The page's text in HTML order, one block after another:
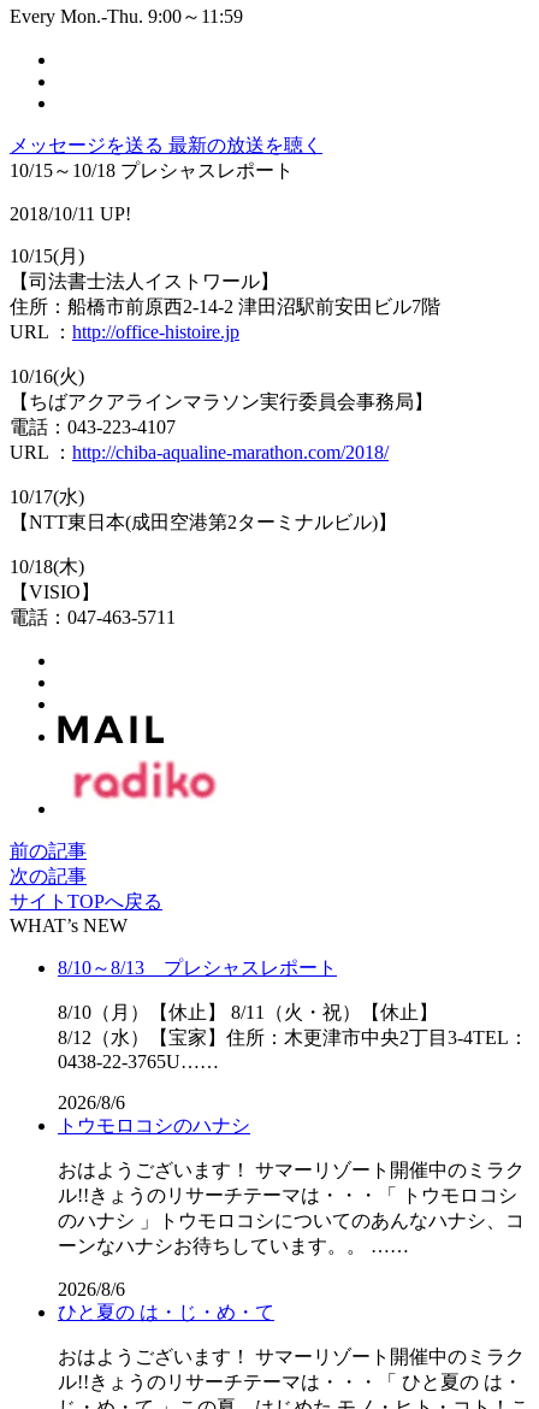
Every Mon.-Thu. 9:00～11:59
メッセージを送る 最新の放送を聴く
10/15～10/18 プレシャスレポート
2018/10/11 UP!
10/15(月)
【司法書士法人イストワール】
住所：船橋市前原西2-14-2 津田沼駅前安田ビル7階
URL ： http://office-histoire.jp
10/16(火)
【ちばアクアラインマラソン実行委員会事務局】
電話：043-223-4107
URL ： http://chiba-aqualine-marathon.com/2018/
10/17(水)
【NTT東日本(成田空港第2ターミナルビル)】
10/18(木)
【VISIO】
電話：047-463-5711
前の記事
次の記事
サイトTOPへ戻る
WHAT’s NEW
8/10～8/13 プレシャスレポート
8/10（月）【休止】 8/11（火・祝）【休止】
8/12（水）【宝家】住所：木更津市中央2丁目3-4TEL：
0438-22-3765U……
2026/8/6
トウモロコシのハナシ
おはようございます！ サマーリゾート開催中のミラク
ル!!きょうのリサーチテーマは・・・「 トウモロコシ
のハナシ 」トウモロコシについてのあんなハナシ、コ
ーンなハナシお待ちしています。。 ……
2026/8/6
ひと夏の は・じ・め・て
おはようございます！ サマーリゾート開催中のミラク
ル!!きょうのリサーチテーマは・・・「 ひと夏の は・